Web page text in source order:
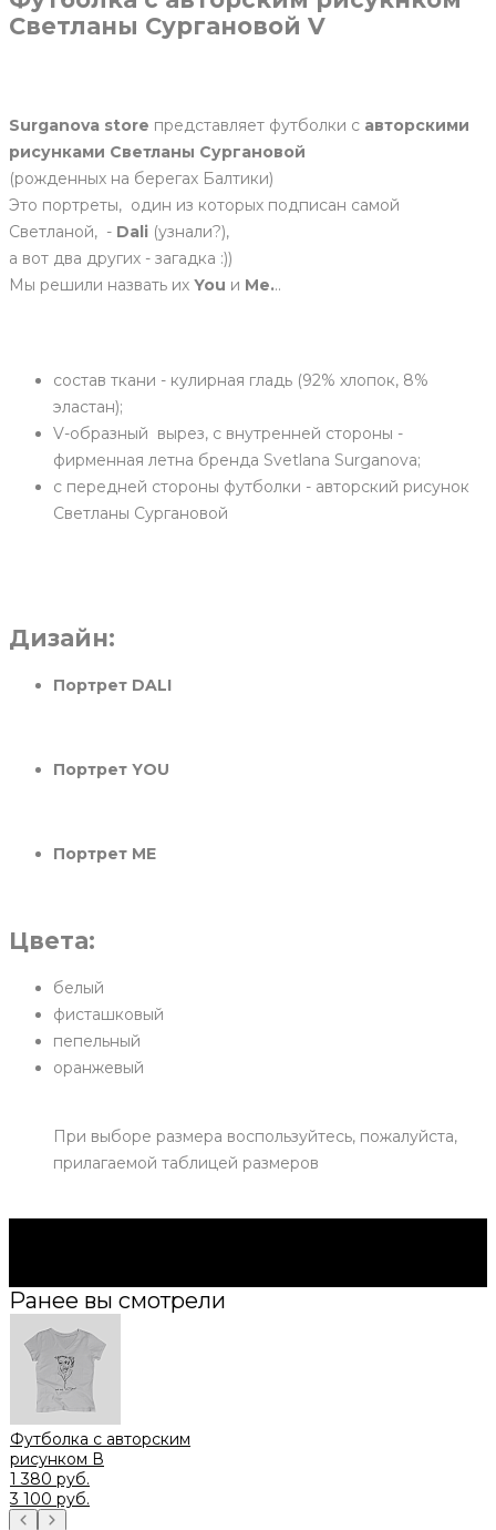
Светланы Сургановой V
Surganova store представляет футболки с авторскими
рисунками Светланы Сургановой
(рожденных на берегах Балтики)
Это портреты, один из которых подписан самой
Светланой, - Dali (узнали?),
а вот два других - загадка :))
Мы решили назвать их You и Me...
состав ткани - кулирная гладь (92% хлопок, 8%
эластан);
V-образный вырез, с внутренней стороны -
фирменная летна бренда Svetlana Surganova;
с передней стороны футболки - авторский рисунок
Светланы Сургановой
Дизайн:
Портрет DALI
Портрет YOU
Портрет ME
Цвета:
белый
фисташковый
пепельный
оранжевый
При выборе размера воспользуйтесь, пожалуйста,
прилагаемой таблицей размеров
Ранее вы смотрели
Футболка с авторским
рисунком В
1 380 руб.
3 100 руб.